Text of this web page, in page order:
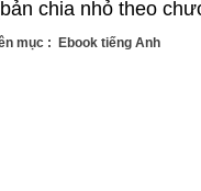
chia nhỏ theo
mục : Ebook tiếng Anh